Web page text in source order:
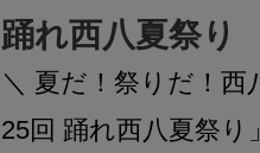
態を丁寧に確認した
います。必要に応じ
ン・CT・MRIなどの
踊れ西八夏祭り
＼ 夏だ！祭りだ！西
25回 踊れ西八夏祭